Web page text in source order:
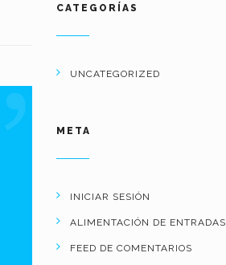
CATEGORÍAS
UNCATEGORIZED
META
INICIAR SESIÓN
ALIMENTACIÓN DE ENTRADAS
FEED DE COMENTARIOS